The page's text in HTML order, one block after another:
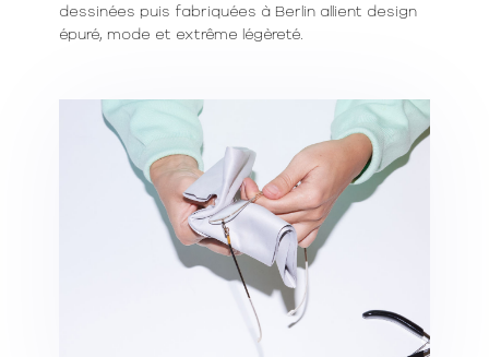
dessinées puis fabriquées à Berlin allient design
épuré, mode et extrême légèreté.